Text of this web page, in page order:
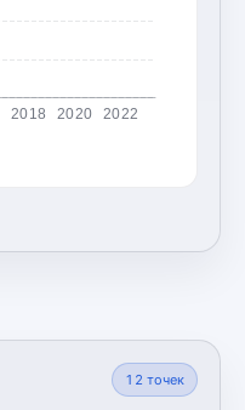
2018 2020 2022
12 точек